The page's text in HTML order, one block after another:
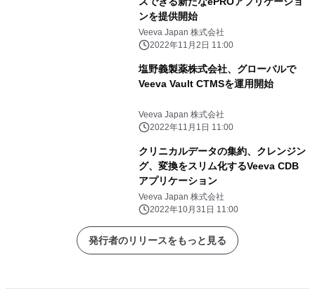
ンを提供開始
Veeva Japan 株式会社
2022年11月2日 11:00
塩野義製薬株式会社、グローバルで
Veeva Vault CTMSを運用開始
Veeva Japan 株式会社
2022年11月1日 11:00
クリニカルデータの集約、クレンジン
グ、変換をスリム化するVeeva CDB
アプリケーション
Veeva Japan 株式会社
2022年10月31日 11:00
発行者のリリースをもっと見る